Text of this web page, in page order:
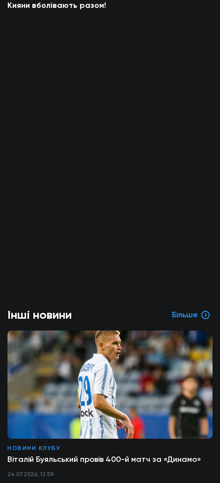
Кияни вболівають разом!
Інші новини Більше
НОВИНИ КЛУБУ
Віталій Буяльський провів 400-й матч за «Динамо»
24.07.2026, 12:59